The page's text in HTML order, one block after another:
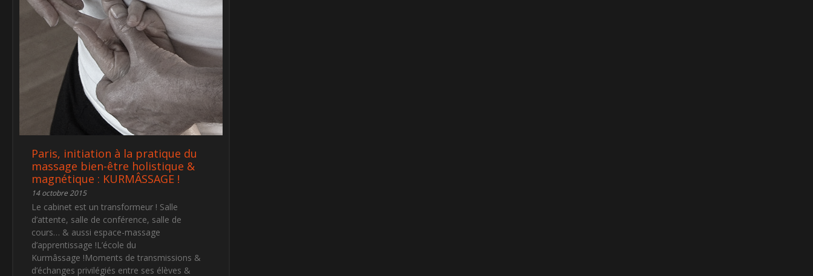
Paris, initiation à la pratique du
massage bien-être holistique &
magnétique : KURMÂSSAGE !
14 octobre 2015
Le cabinet est un transformeur ! Salle
d’attente, salle de conférence, salle de
cours… & aussi espace-massage
d’apprentissage !L’école du
Kurmâssage !Moments de transmissions &
d’échanges privilégiés entre ses élèves &